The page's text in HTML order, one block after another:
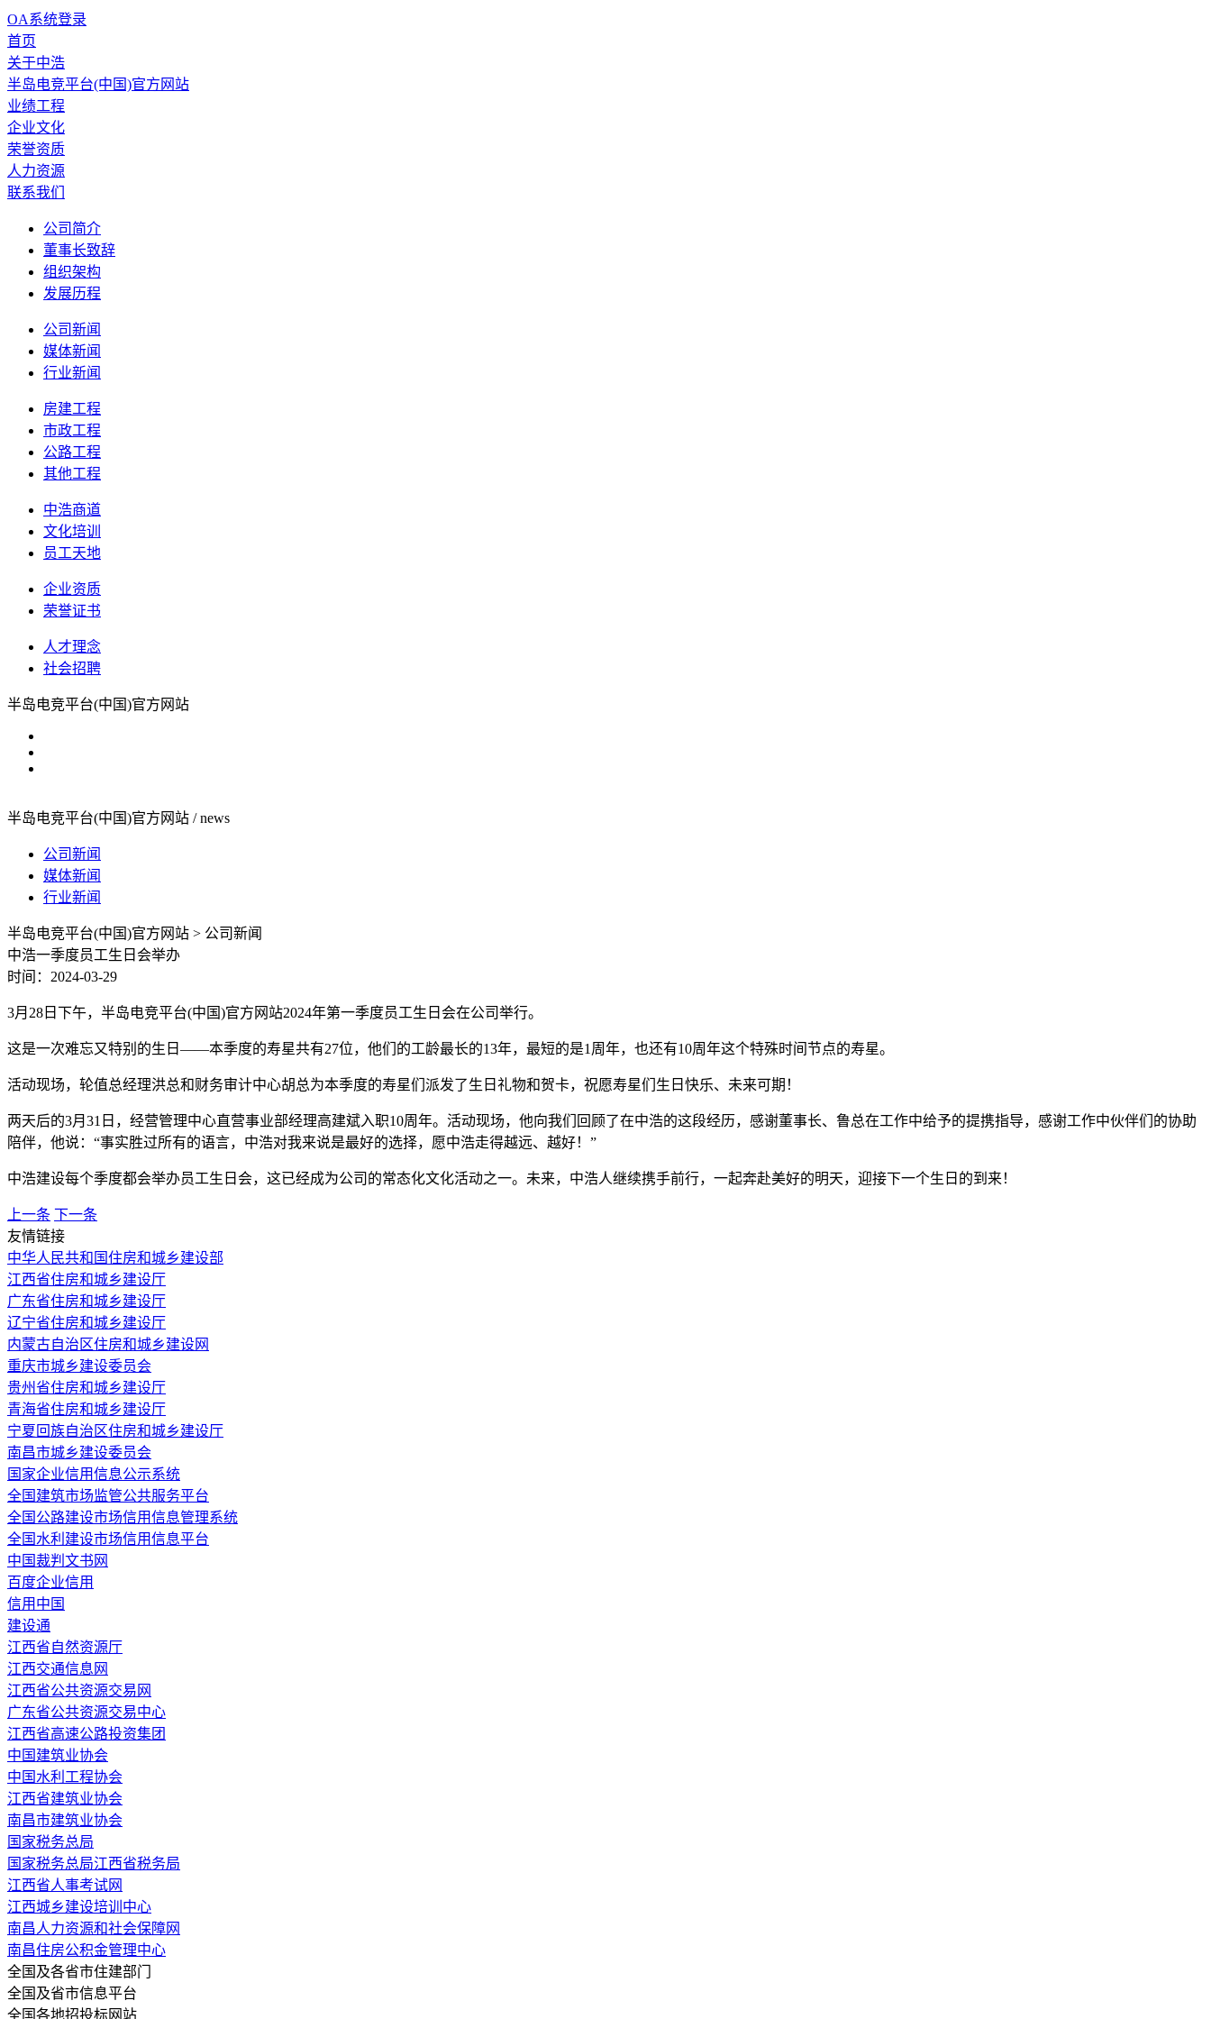
OA系统登录
首页
关于中浩
半岛电竞平台(中国)官方网站
业绩工程
企业文化
荣誉资质
人力资源
联系我们
公司简介
董事长致辞
组织架构
发展历程
公司新闻
媒体新闻
行业新闻
房建工程
市政工程
公路工程
其他工程
中浩商道
文化培训
员工天地
企业资质
荣誉证书
人才理念
社会招聘
半岛电竞平台(中国)官方网站
半岛电竞平台(中国)官方网站 / news
公司新闻
媒体新闻
行业新闻
半岛电竞平台(中国)官方网站 > 公司新闻
中浩一季度员工生日会举办
时间：2024-03-29
3月28日下午，半岛电竞平台(中国)官方网站2024年第一季度员工生日会在公司举行。
这是一次难忘又特别的生日——本季度的寿星共有27位，他们的工龄最长的13年，最短的是1周年，也还有10周年这个特殊时间节点的寿星。
活动现场，轮值总经理洪总和财务审计中心胡总为本季度的寿星们派发了生日礼物和贺卡，祝愿寿星们生日快乐、未来可期！
两天后的3月31日，经营管理中心直营事业部经理高建斌入职10周年。活动现场，他向我们回顾了在中浩的这段经历，感谢董事长、鲁总在工作中给予的提携指导，感谢工作中伙伴们的协助
陪伴，他说：“事实胜过所有的语言，中浩对我来说是最好的选择，愿中浩走得越远、越好！”
中浩建设每个季度都会举办员工生日会，这已经成为公司的常态化文化活动之一。未来，中浩人继续携手前行，一起奔赴美好的明天，迎接下一个生日的到来！
上一条 下一条
友情链接
中华人民共和国住房和城乡建设部
江西省住房和城乡建设厅
广东省住房和城乡建设厅
辽宁省住房和城乡建设厅
内蒙古自治区住房和城乡建设网
重庆市城乡建设委员会
贵州省住房和城乡建设厅
青海省住房和城乡建设厅
宁夏回族自治区住房和城乡建设厅
南昌市城乡建设委员会
国家企业信用信息公示系统
全国建筑市场监管公共服务平台
全国公路建设市场信用信息管理系统
全国水利建设市场信用信息平台
中国裁判文书网
百度企业信用
信用中国
建设通
江西省自然资源厅
江西交通信息网
江西省公共资源交易网
广东省公共资源交易中心
江西省高速公路投资集团
中国建筑业协会
中国水利工程协会
江西省建筑业协会
南昌市建筑业协会
国家税务总局
国家税务总局江西省税务局
江西省人事考试网
江西城乡建设培训中心
南昌人力资源和社会保障网
南昌住房公积金管理中心
全国及各省市住建部门
全国及省市信息平台
全国各地招投标网站